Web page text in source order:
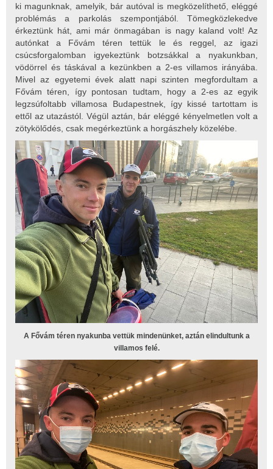
ki magunknak, amelyik, bár autóval is megközelíthető, eléggé
problémás a parkolás szempontjából. Tömegközlekedve
érkeztünk hát, ami már önmagában is nagy kaland volt! Az
autónkat a Fővám téren tettük le és reggel, az igazi
csúcsforgalomban igyekeztünk botzsákkal a nyakunkban,
vödörrel és táskával a kezünkben a 2-es villamos irányába.
Mivel az egyetemi évek alatt napi szinten megfordultam a
Fővám téren, így pontosan tudtam, hogy a 2-es az egyik
legzsúfoltabb villamosa Budapestnek, így kissé tartottam is
ettől az utazástól. Végül aztán, bár eléggé kényelmetlen volt a
zötykölődés, csak megérkeztünk a horgászhely közelébe.
A Fővám téren nyakunba vettük mindenünket, aztán elindultunk a
villamos felé.